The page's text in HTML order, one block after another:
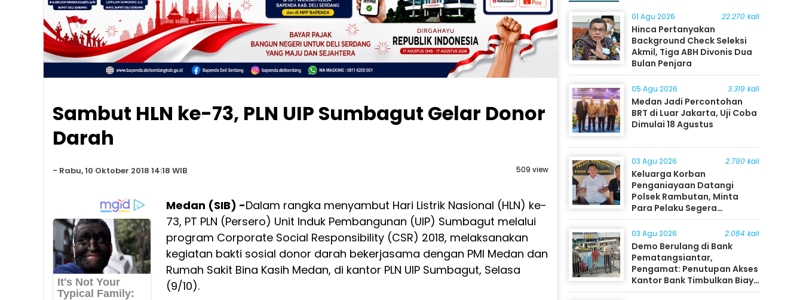
Sambut HLN ke-73, PLN UIP Sumbagut Gelar Donor
Darah
- Rabu, 10 Oktober 2018 14:18 WIB 509 view
Medan (SIB) -Dalam rangka menyambut Hari Listrik Nasional (HLN) ke-
73, PT PLN (Persero) Unit Induk Pembangunan (UIP) Sumbagut melalui
program Corporate Social Responsibility (CSR) 2018, melaksanakan
kegiatan bakti sosial donor darah bekerjasama dengan PMI Medan dan
Rumah Sakit Bina Kasih Medan, di kantor PLN UIP Sumbagut, Selasa
(9/10).
01 Agu 2026 22.270 kali
Hinca Pertanyakan
Background Check Seleksi
Akmil, Tiga ABH Divonis Dua
Bulan Penjara
05 Agu 2026 3.319 kali
Medan Jadi Percontohan
BRT di Luar Jakarta, Uji Coba
Dimulai 18 Agustus
03 Agu 2026 2.790 kali
Keluarga Korban
Penganiayaan Datangi
Polsek Rambutan, Minta
Para Pelaku Segera
Ditangkap
03 Agu 2026 2.084 kali
Demo Berulang di Bank
Pematangsiantar,
Pengamat: Penutupan Akses
Kantor Bank Timbulkan Biaya
Ekonomi bagi Masyarakat